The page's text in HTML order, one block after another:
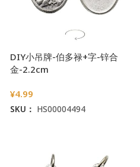
DIY小吊牌-伯多禄+字-锌合
金-2.2cm
¥4.99
SKU： HS00004494